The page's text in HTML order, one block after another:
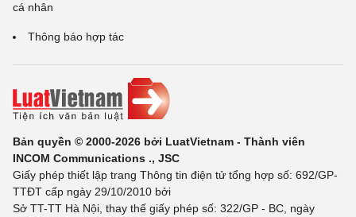
cá nhân
Thông báo hợp tác
Bản quyền © 2000-2026 bởi LuatVietnam - Thành viên
INCOM Communications ., JSC
Giấy phép thiết lập trang Thông tin điện tử tổng hợp số: 692/GP-
TTĐT cấp ngày 29/10/2010 bởi
Sở TT-TT Hà Nội, thay thế giấy phép số: 322/GP - BC, ngày